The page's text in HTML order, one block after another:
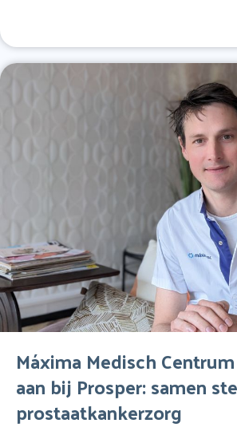
Máxima Medisch
aan bij Prosper: samen
prostaatkankerzorg